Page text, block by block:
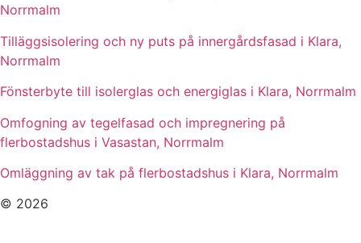
Norrmalm
Tilläggsisolering och ny puts på innergårdsfasad i Klara,
Norrmalm
Fönsterbyte till isolerglas och energiglas i Klara, Norrmalm
Omfogning av tegelfasad och impregnering på
flerbostadshus i Vasastan, Norrmalm
Omläggning av tak på flerbostadshus i Klara, Norrmalm
© 2026